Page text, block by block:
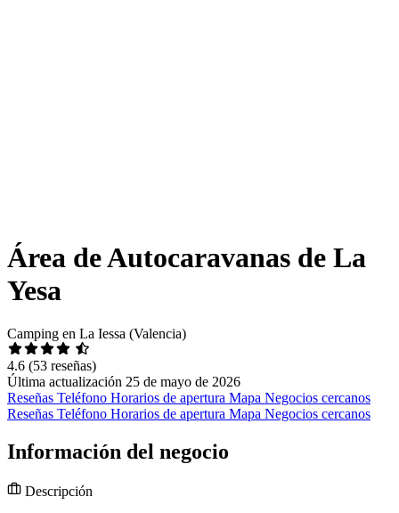
Área de Autocaravanas de La
Yesa
Camping en La Iessa (Valencia)
4.6 (53 reseñas)
Última actualización 25 de mayo de 2026
Reseñas Teléfono Horarios de apertura Mapa Negocios cercanos
Reseñas Teléfono Horarios de apertura Mapa Negocios cercanos
Información del negocio
Descripción